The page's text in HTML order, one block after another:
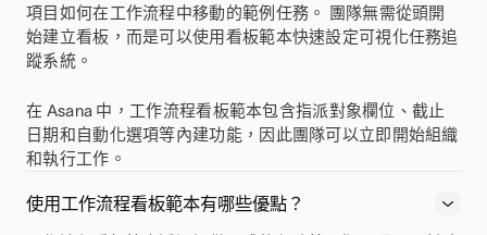
項目如何在工作流程中移動的範例任務。 團隊無需從頭開
始建立看板，而是可以使用看板範本快速設定可視化任務追
蹤系統。
在 Asana 中，工作流程看板範本包含指派對象欄位、截止
日期和自動化選項等內建功能，因此團隊可以立即開始組織
和執行工作。
使用工作流程看板範本有哪些優點？